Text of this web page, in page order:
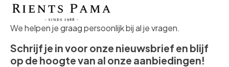
We helpen je graag persoonlijk bij al je vragen.
Schrijf je in voor onze nieuwsbrief en blijf
op de hoogte van al onze aanbiedingen!